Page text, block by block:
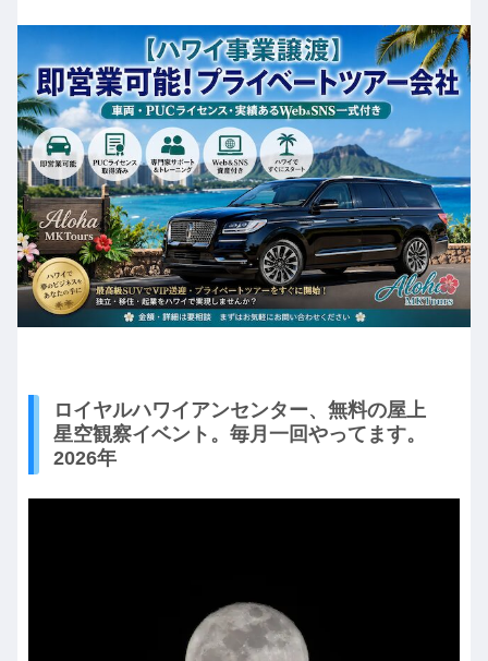
ロイヤルハワイアンセンター、無料の屋上
星空観察イベント。毎月一回やってます。
2026年